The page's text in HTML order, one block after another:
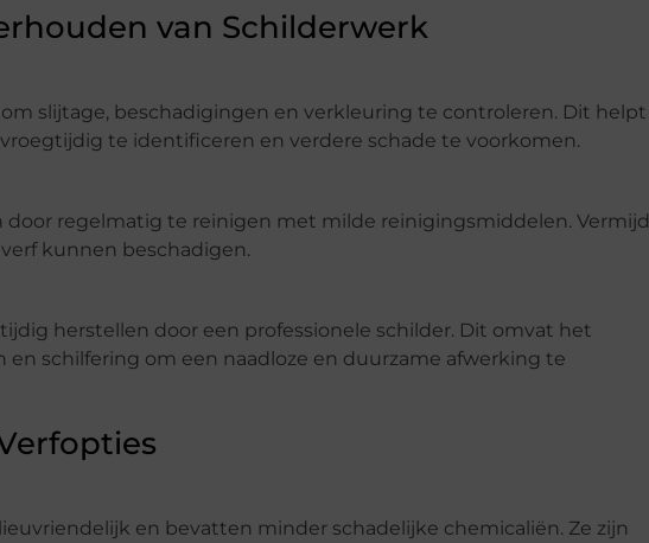
van Schilderwerk
slijtage, beschadigingen en verkleuring te controleren. Dit helpt
te identificeren en verdere schade te voorkomen.
door regelmatig te reinigen met milde reinigingsmiddelen. Vermijd
kunnen beschadigen.
herstellen door een professionele schilder. Dit omvat het
en schilfering om een naadloze en duurzame afwerking te
en bevatten minder schadelijke chemicaliën. Ze zijn